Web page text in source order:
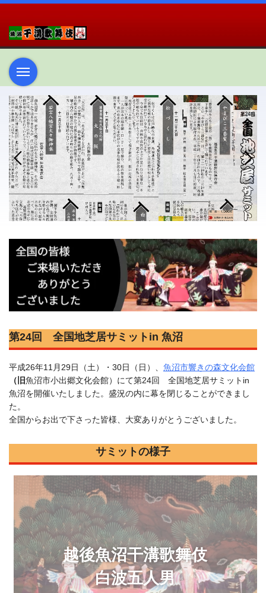
第24回 全国地芝居サミットin 魚沼
平成26年11月29日（土）・30日（日）、 魚沼市響きの森文化会館
（旧魚沼市小出郷文化会館）にて第24回 全国地芝居サミットin
魚沼を開催いたしました。盛況の内に幕を閉じることができまし
た。
全国からお出で下さった皆様、大変ありがとうございました。
サミットの様子
越後魚沼干溝歌舞伎
白波五人男